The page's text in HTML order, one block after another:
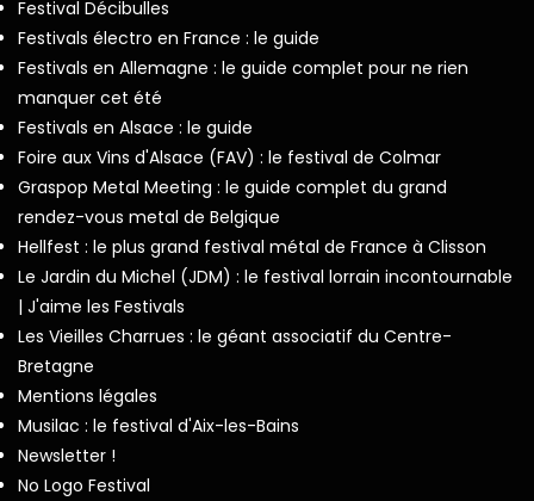
Festival Décibulles
Festivals électro en France : le guide
Festivals en Allemagne : le guide complet pour ne rien
manquer cet été
Festivals en Alsace : le guide
Foire aux Vins d'Alsace (FAV) : le festival de Colmar
Graspop Metal Meeting : le guide complet du grand
rendez-vous metal de Belgique
Hellfest : le plus grand festival métal de France à Clisson
Le Jardin du Michel (JDM) : le festival lorrain incontournable
| J'aime les Festivals
Les Vieilles Charrues : le géant associatif du Centre-
Bretagne
Mentions légales
Musilac : le festival d'Aix-les-Bains
Newsletter !
No Logo Festival